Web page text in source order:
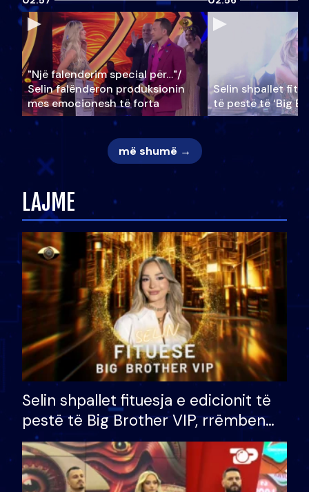
"Një falenderim special për…"/
Selin falënderon produksionin
mes emocionesh të forta
Selin shpallet
të pestë të ‘Big
më shumë →
LAJME
Selin shpallet fituesja e edicionit të
pestë të Big Brother VIP, rrëmben
çmimin e madh prej 100 mijë eurosh